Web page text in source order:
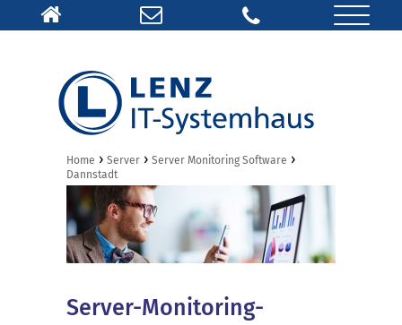
Home › Server › Server Monitoring Software ›
Dannstadt
Server-Monitoring-